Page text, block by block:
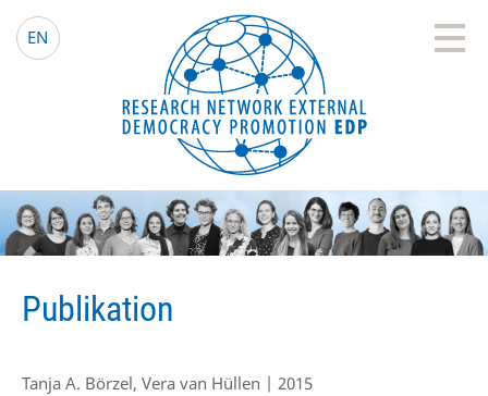
EN EDP Network
Deutsche Website
Publikation
Tanja A. Börzel, Vera van Hüllen | 2015